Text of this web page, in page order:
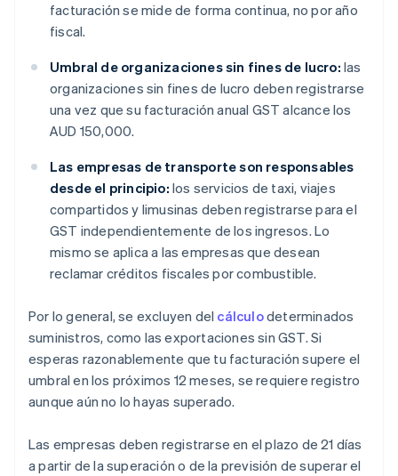
facturación se mide de forma continua, no por año
fiscal.
Umbral de organizaciones sin fines de lucro: las
organizaciones sin fines de lucro deben registrarse
una vez que su facturación anual GST alcance los
AUD 150,000.
Las empresas de transporte son responsables
desde el principio: los servicios de taxi, viajes
compartidos y limusinas deben registrarse para el
GST independientemente de los ingresos. Lo
mismo se aplica a las empresas que desean
reclamar créditos fiscales por combustible.
Por lo general, se excluyen del cálculodeterminados
suministros, como las exportaciones sin GST. Si
esperas razonablemente que tu facturación supere el
umbral en los próximos 12 meses, se requiere registro
aunque aún no lo hayas superado.
Las empresas deben registrarse en el plazo de 21 días
a partir de la superación o de la previsión de superar el